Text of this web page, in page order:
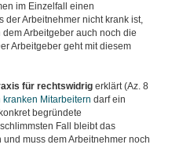
im Einzelfall einen
der Arbeitnehmer nicht krank ist,
Arbeitgeber auch noch die
Arbeitgeber geht mit diesem
für rechtswidrig erklärt (Az. 8
Mitarbeitern darf ein
begründete
Fall bleibt das
muss dem Arbeitnehmer noch